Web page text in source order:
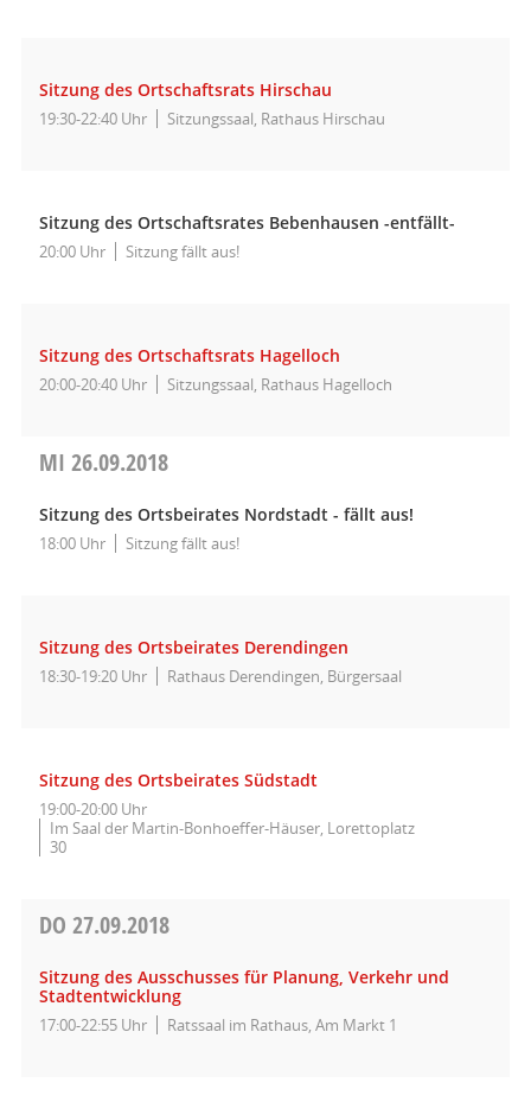
Sitzung des Ortschaftsrats Hirschau
19:30-22:40 Uhr Sitzungssaal, Rathaus Hirschau
Sitzung des Ortschaftsrates Bebenhausen -entfällt-
20:00 Uhr Sitzung fällt aus!
Sitzung des Ortschaftsrats Hagelloch
20:00-20:40 Uhr Sitzungssaal, Rathaus Hagelloch
MI 26.09.2018
Sitzung des Ortsbeirates Nordstadt - fällt aus!
18:00 Uhr Sitzung fällt aus!
Sitzung des Ortsbeirates Derendingen
18:30-19:20 Uhr Rathaus Derendingen, Bürgersaal
Sitzung des Ortsbeirates Südstadt
19:00-20:00 Uhr
Im Saal der Martin-Bonhoeffer-Häuser, Lorettoplatz
30
DO 27.09.2018
Sitzung des Ausschusses für Planung, Verkehr und
Stadtentwicklung
17:00-22:55 Uhr Ratssaal im Rathaus, Am Markt 1